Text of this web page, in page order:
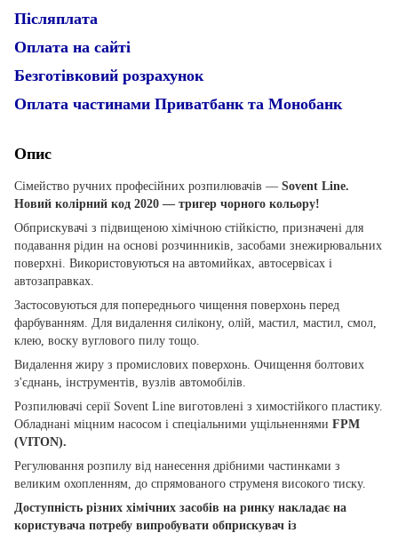
Післяплата
Оплата на сайті
Безготівковий розрахунок
Оплата частинами Приватбанк та Монобанк
Опис
Сімейство ручних професійних розпилювачів — Sovent Line.
Новий колірний код 2020 — тригер чорного кольору!
Обприскувачі з підвищеною хімічною стійкістю, призначені для
подавання рідин на основі розчинників, засобами знежирювальних
поверхні. Використовуються на автомийках, автосервісах і
автозаправках.
Застосовуються для попереднього чищення поверхонь перед
фарбуванням. Для видалення силікону, олій, мастил, мастил, смол,
клею, воску вуглового пилу тощо.
Видалення жиру з промислових поверхонь. Очищення болтових
з'єднань, інструментів, вузлів автомобілів.
Розпилювачі серії Sovent Line виготовлені з химостійкого пластику.
Обладнані міцним насосом і спеціальними ущільненнями FPM
(VITON).
Регулювання розпилу від нанесення дрібними частинками з
великим охопленням, до спрямованого струменя високого тиску.
Доступність різних хімічних засобів на ринку накладає на
користувача потребу випробувати обприскувач із